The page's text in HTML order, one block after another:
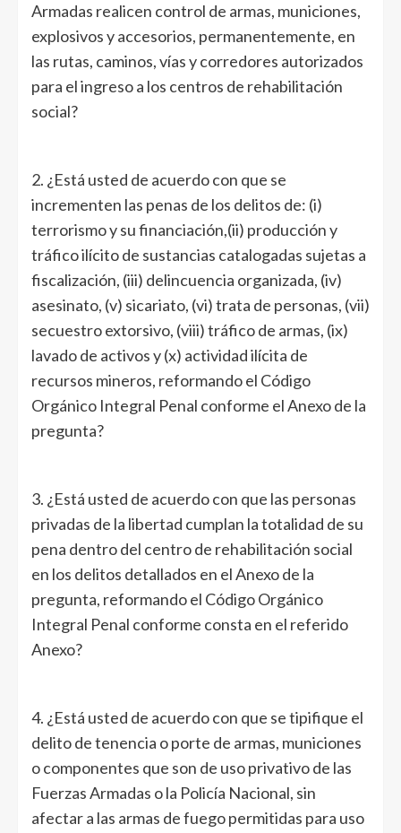
Armadas realicen control de armas, municiones,
explosivos y accesorios, permanentemente, en
las rutas, caminos, vías y corredores autorizados
para el ingreso a los centros de rehabilitación
social?
2. ¿Está usted de acuerdo con que se
incrementen las penas de los delitos de: (i)
terrorismo y su financiación,(ii) producción y
tráfico ilícito de sustancias catalogadas sujetas a
fiscalización, (iii) delincuencia organizada, (iv)
asesinato, (v) sicariato, (vi) trata de personas, (vii)
secuestro extorsivo, (viii) tráfico de armas, (ix)
lavado de activos y (x) actividad ilícita de
recursos mineros, reformando el Código
Orgánico Integral Penal conforme el Anexo de la
pregunta?
3. ¿Está usted de acuerdo con que las personas
privadas de la libertad cumplan la totalidad de su
pena dentro del centro de rehabilitación social
en los delitos detallados en el Anexo de la
pregunta, reformando el Código Orgánico
Integral Penal conforme consta en el referido
Anexo?
4. ¿Está usted de acuerdo con que se tipifique el
delito de tenencia o porte de armas, municiones
o componentes que son de uso privativo de las
Fuerzas Armadas o la Policía Nacional, sin
afectar a las armas de fuego permitidas para uso